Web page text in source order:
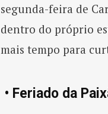
segunda-feira de
dentro do próprio
mais tempo para
• Feriado da